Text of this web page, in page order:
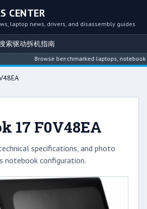
CENTER
laptop news, drivers, and disassembly guides
索驱动拆机指南
Browse benchmarked laptops, notebook
17 F0V48EA
specifications, and photo
notebook configuration.